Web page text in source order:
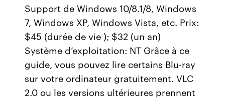
Support de Windows 10/8.1/8, Windows
7, Windows XP, Windows Vista, etc. Prix:
$45 (durée de vie ); $32 (un an)
Système d’exploitation: NT Grâce à ce
guide, vous pouvez lire certains Blu-ray
sur votre ordinateur gratuitement. VLC
2.0 ou les versions ultérieures prennent